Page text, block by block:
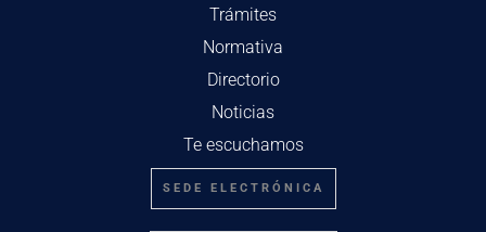
Trámites
Normativa
Directorio
Noticias
Te escuchamos
SEDE ELECTRÓNICA